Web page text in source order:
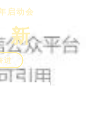
启动会
新
进